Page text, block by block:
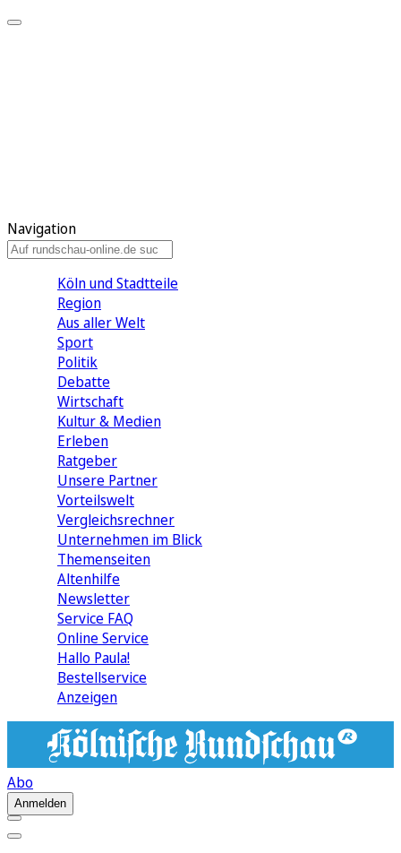
Navigation
Köln und Stadtteile
Region
Aus aller Welt
Sport
Politik
Debatte
Wirtschaft
Kultur & Medien
Erleben
Ratgeber
Unsere Partner
Vorteilswelt
Vergleichsrechner
Unternehmen im Blick
Themenseiten
Altenhilfe
Newsletter
Service FAQ
Online Service
Hallo Paula!
Bestellservice
Anzeigen
Abo
Anmelden